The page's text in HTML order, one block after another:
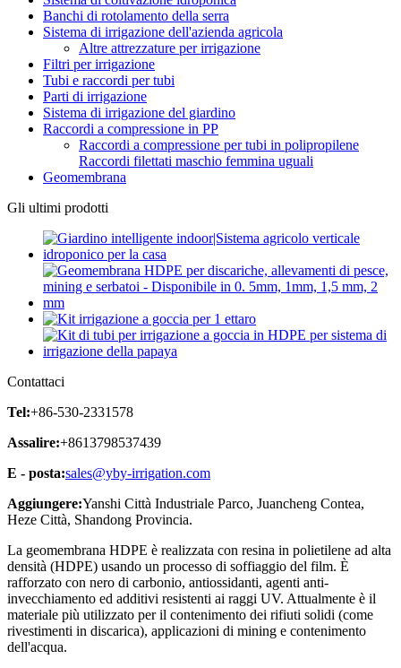
Banchi di rotolamento della serra
Sistema di irrigazione dell'azienda agricola
Altre attrezzature per irrigazione
Filtri per irrigazione
Tubi e raccordi per tubi
Parti di irrigazione
Sistema di irrigazione del giardino
Raccordi a compressione in PP
Raccordi a compressione per tubi in polipropilene
Raccordi filettati maschio femmina uguali
Geomembrana
Gli ultimi prodotti
Contattaci
Tel:+86-530-2331578
Assalire:+8613798537439
E - posta:sales@yby-irrigation.com
Aggiungere:Yanshi Città Industriale Parco, Juancheng Contea,
Heze Città, Shandong Provincia.
La geomembrana HDPE è realizzata con resina in polietilene ad alta
densità (HDPE) usando un processo di soffiaggio del film. È
rafforzato con nero di carbonio, antiossidanti, agenti anti-
invecchiamento ed additivi resistenti ai raggi UV. Attualmente è il
materiale più utilizzato per il contenimento dei rifiuti solidi (come
rivestimenti in discarica), applicazioni di mining e contenimento
dell'acqua.